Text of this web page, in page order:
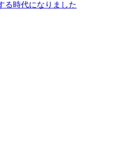
る時代になりました